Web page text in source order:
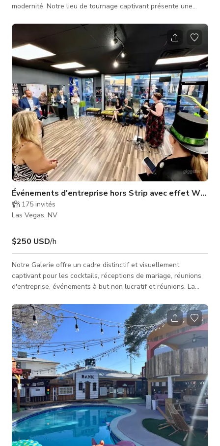
modernité. Notre lieu de tournage captivant présente une
Art déco, daté/rétro et moderne du milieu du siècle, centrée
autour d'une splendide piscine rectangulaire qui est un festin
visuel pour tout cinéaste. Nichée dans une grande cour, cette
propriété offre un contraste remarquable entre classique et
contempor
Événements d'entreprise hors Strip avec effet
175 invités
Las Vegas, NV
$250 USD/h
Notre Galerie offre un cadre distinctif et visuellement
captivant pour les cocktails, réceptions de mariage, réunions
d'entreprise, événements à but non lucratif et réunions. La
selon vos besoins, que ce soit pour l'assise, la restauration, le
divertissement ou le service de boissons. Entouré par des
œuvres d'art vibrantes, l'espace offre une atmosphère
intégrée qui minimise le besoin de décorations
supplémentaires. L'art